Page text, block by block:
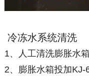
冷冻水系统清洗
1、人工清洗膨胀水箱
2、膨胀水箱投加